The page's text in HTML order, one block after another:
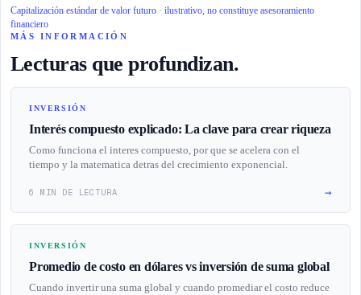
Capitalización estándar de valor futuro · ilustrativo, no constituye asesoramiento
financiero
MÁS INFORMACIÓN
Lecturas que profundizan.
INVERSIÓN
Interés compuesto explicado: La clave para crear riqueza
Como funciona el interes compuesto, por que se acelera con el
tiempo y la matematica detras del crecimiento exponencial.
6 MIN DE LECTURA →
INVERSIÓN
Promedio de costo en dólares vs inversión de suma global
Cuando invertir una suma global y cuando promediar el costo reduce